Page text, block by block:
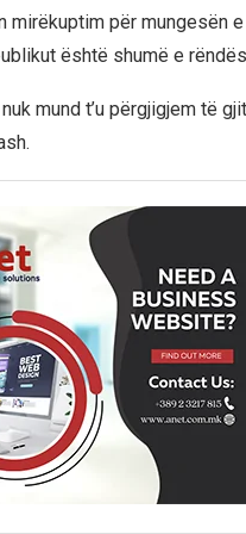
mirëkuptim për mungesën
është shumë e
mund t’u përgjigjem të